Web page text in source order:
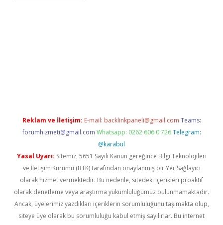
Reklam ve İletişim: E-mail: backlinkpaneli@gmail.com Teams:
forumhizmeti@gmail.com Whatsapp: 0262 606 0 726 Telegram:
@karabul
Yasal Uyarı: Sitemiz, 5651 Sayılı Kanun gereğince Bilgi Teknolojileri
ve İletişim Kurumu (BTK) tarafından onaylanmış bir Yer Sağlayıcı
olarak hizmet vermektedir. Bu nedenle, sitedeki içerikleri proaktif
olarak denetleme veya araştırma yükümlülüğümüz bulunmamaktadır.
Ancak, üyelerimiz yazdıkları içeriklerin sorumluluğunu taşımakta olup,
siteye üye olarak bu sorumluluğu kabul etmiş sayılırlar. Bu internet